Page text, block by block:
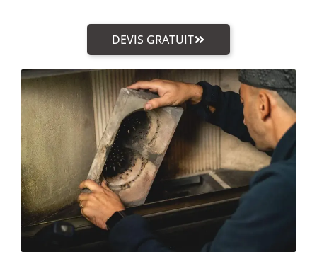
DEVIS GRATUIT